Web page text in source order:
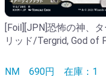
[Foil][JPN]恐怖の神、
リッド/Tergrid, God of
NM 690円 在庫：1